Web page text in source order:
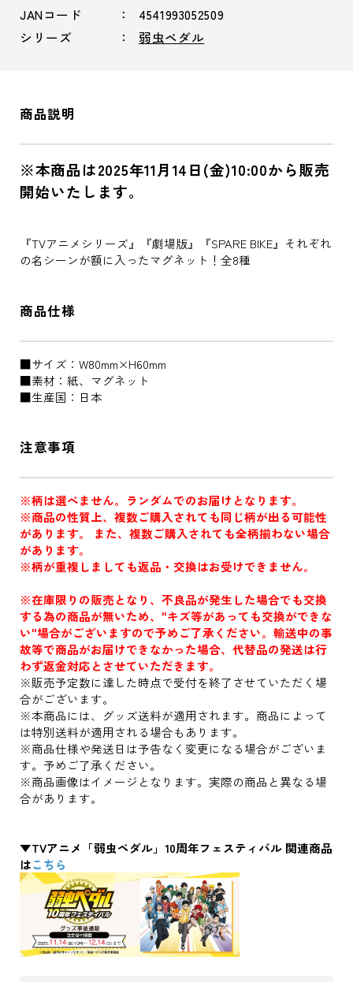
JANコード
4541993052509
シリーズ
弱虫ペダル
商品説明
※本商品は2025年11月14日(金)10:00から販売
開始いたします。
『TVアニメシリーズ』『劇場版』『SPARE BIKE』それぞれ
の名シーンが額に入ったマグネット！全8種
商品仕様
■サイズ：W80mm×H60mm
■素材：紙、マグネット
■生産国：日本
注意事項
※柄は選べません。ランダムでのお届けとなります。
※商品の性質上、複数ご購入されても同じ柄が出る可能性
があります。 また、複数ご購入されても全柄揃わない場合
があります。
※柄が重複しましても返品・交換はお受けできません。
※在庫限りの販売となり、不良品が発生した場合でも交換
する為の商品が無いため、"キズ等があっても交換ができな
い"場合がございますので予めご了承ください。輸送中の事
故等で商品がお届けできなかった場合、代替品の発送は行
わず返金対応とさせていただきます。
※販売予定数に達した時点で受付を終了させていただく場
合がございます。
※本商品には、グッズ送料が適用されます。商品によって
は特別送料が適用される場合もあります。
※商品仕様や発送日は予告なく変更になる場合がございま
す。予めご了承ください。
※商品画像はイメージとなります。実際の商品と異なる場
合があります。
▼TVアニメ「弱虫ペダル」10周年フェスティバル 関連商品
はこちら